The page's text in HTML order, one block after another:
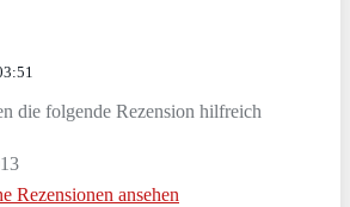
die folgende Rezension hilfreich
Rezensionen ansehen